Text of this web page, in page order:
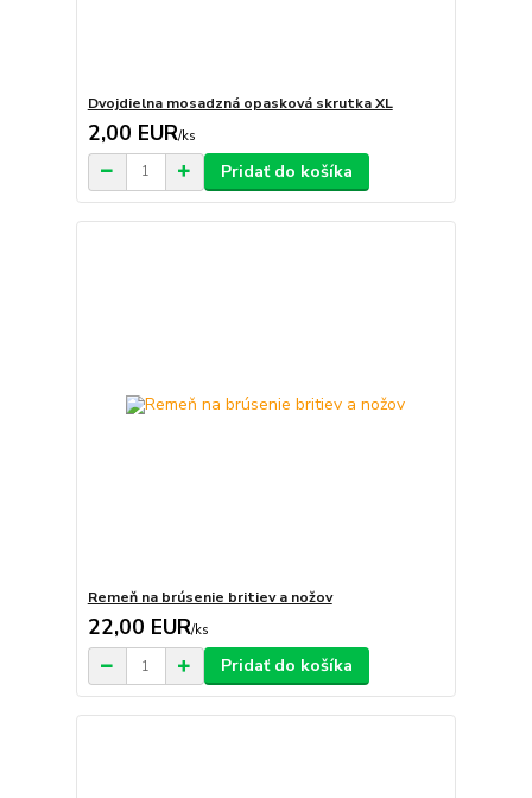
Dvojdielna mosadzná opasková skrutka XL
2,00 EUR/ks
Pridať do košíka
Remeň na brúsenie britiev a nožov
22,00 EUR/ks
Pridať do košíka